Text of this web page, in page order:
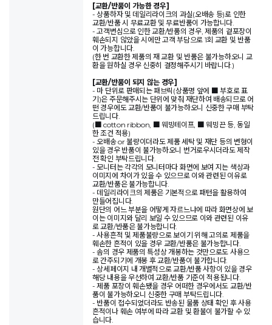
[교환/반품이 가능한 경우]
- 상품하자 및 데일리라이크의 과실(오배송 등)로 인한
교환/반품 시 무료교환 및 무료반품이 가능합니다.
- 고객변심으로 인한 교환/반품의 경우, 제품의 겉포장이
훼손되지 않았을 시에만 고객 부담으로 1회 교환 및 반품
이 가능합니다.
(한 번 교환한 제품의 재 교환 및 반품은 불가능하오니 교
환을 원하실 경우 신중히 결정해주시기 바랍니다.)
[교환/반품이 되지 않는 경우]
- 마 단위로 판매되는 패브릭(상품명 앞에 ■ 부호로 표
기)은 주문해주시는 단위에 맞춰 재단하여 배송되므로 어
떤 경우에도 교환/반품이 불가능하오니 신중한 구매 부탁
드립니다.
(■ cotton ribbon, ■ 웨빙테이프, ■ 웨빙끈 등, 동일
한 조건 적용)
- 오배송 or 불량이더라도 제품 세탁 및 재단 등의 변형이
있을 경우 반품이 불가능하오니 번거로우시더라도 제작
전 확인 부탁드립니다.
- 모니터는 각각의 모니터마다 화면에 보여 지는 색상과
이미지에 차이가 있을 수 있으므로 이와 관련된 이유로
교환/반품은 불가능합니다.
- 데일리라이크의 제품은 기본적으로 패턴을 활용하여
만들어집니다.
원단의 어느 부분을 어떻게 자르느냐에 따라 화면상에 보
이는 이미지와 달리 보일 수 있으므로 이와 관련된 이유
로 교환/반품은 불가능합니다.
- 사용흔적 및 제품불량으로 보이기 위해 고의로 제품을
훼손한 흔적이 있을 경우 교환/반품은 불가능합니다.
- 솜의 경우 제품의 특성상 개봉하는 것만으로도 사용으
로 간주되기에 개봉 후 교환/반품이 불가합니다.
- 상세페이지 내 개별적으로 교환/반품 사항이 있을 경우
해당 내용을 우선하여 교환/반품 기준이 적용됩니다.
- 제품 포장이 훼손됐을 경우 어떠한 경우에서도 교환/반
품이 불가능하오니 신중한 구매 부탁드립니다.
- 반품이 접수되었더라도 반송된 물품 상태 확인 후 사용
흔적이나 훼손 여부에 따라 교환 및 환불이 불가할 수 있
습니다.